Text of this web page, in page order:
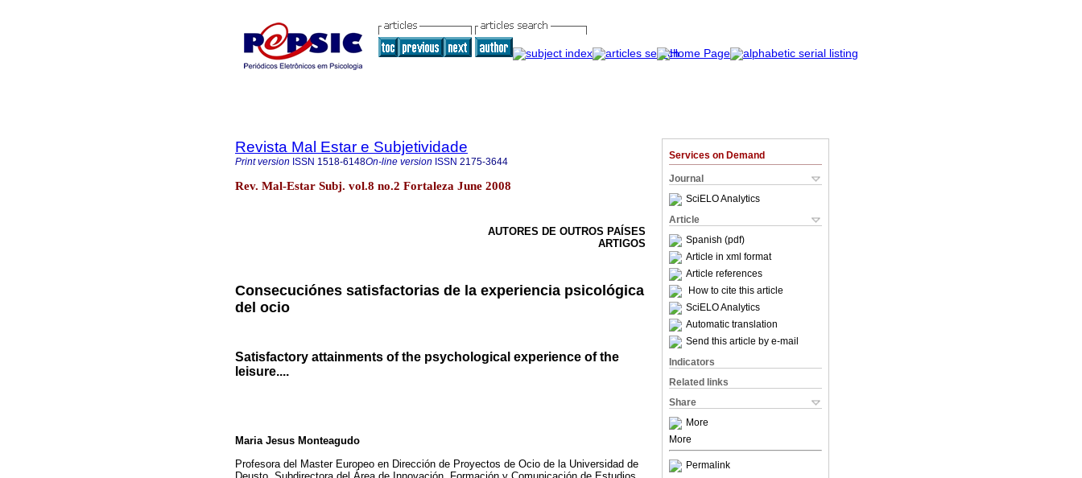
Services on Demand
Journal
SciELO Analytics
Article
Spanish (pdf)
Article in xml format
Article references
How to cite this article
SciELO Analytics
Automatic translation
Send this article by e-mail
Indicators
Related links
Share
More
More
Permalink
Revista Mal Estar e Subjetividade
Print version ISSN 1518-6148On-line version ISSN 2175-3644
Rev. Mal-Estar Subj. vol.8 no.2 Fortaleza June 2008
AUTORES DE OUTROS PAÍSES
ARTIGOS
Consecuciónes satisfactorias de la experiencia psicológica
del ocio
Satisfactory attainments of the psychological experience of the
leisure....
Maria Jesus Monteagudo
Profesora del Master Europeo en Dirección de Proyectos de Ocio de la Universidad de